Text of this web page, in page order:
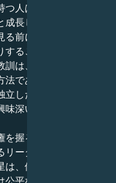
人は、勇敢な探求者
長しなければならな
前に跳躍し、ドアを
ることである。しか
は、愛における均
である。この二面性
した性格と、客観的
深い二項対立を生み
握るタイプ、妥協を
ーダーになりたがっ
、他人とのつながり
平なのか、不快な真